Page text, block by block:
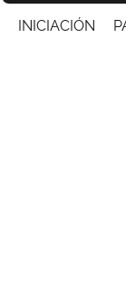
INICIACIÓN